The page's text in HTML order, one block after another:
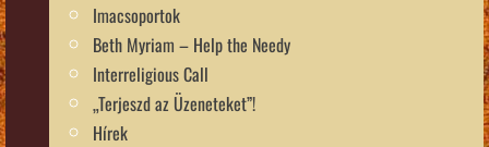
Imacsoportok
Beth Myriam – Help the Needy
Interreligious Call
„Terjeszd az Üzeneteket”!
Hírek